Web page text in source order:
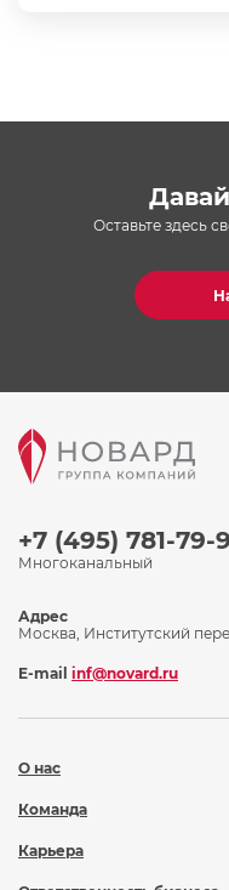
Оставьте здесь
+7 (495) 781-79-
Многоканальный
О нас
Команда
Карьера
Адрес
Москва, Институтский
E-mail inf@novard.ru